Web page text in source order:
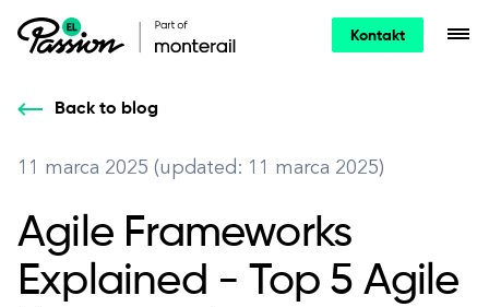
Kontakt
Back to blog
11 marca 2025 (updated: 11 marca 2025)
Agile Frameworks
Explained - Top 5 Agile